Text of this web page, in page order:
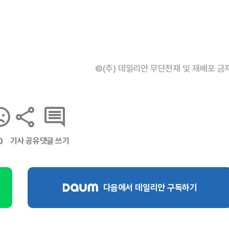
©(주) 데일리안 무단전재 및 재배포 금
기사 공유댓글 쓰기
다음에서 데일리안 구독하기